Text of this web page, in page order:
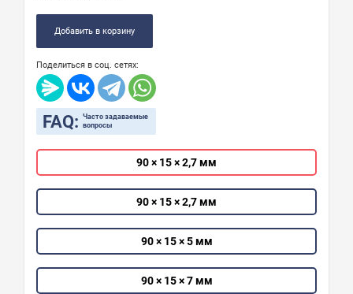
Добавить в корзину
Поделиться в соц. сетях:
FAQ: Часто задаваемые
вопросы
90 × 15 × 2,7 мм
90 × 15 × 2,7 мм
90 × 15 × 5 мм
90 × 15 × 7 мм